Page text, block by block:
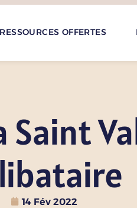
RESSOURCES OFFERTES
Saint
14 Fév 2022